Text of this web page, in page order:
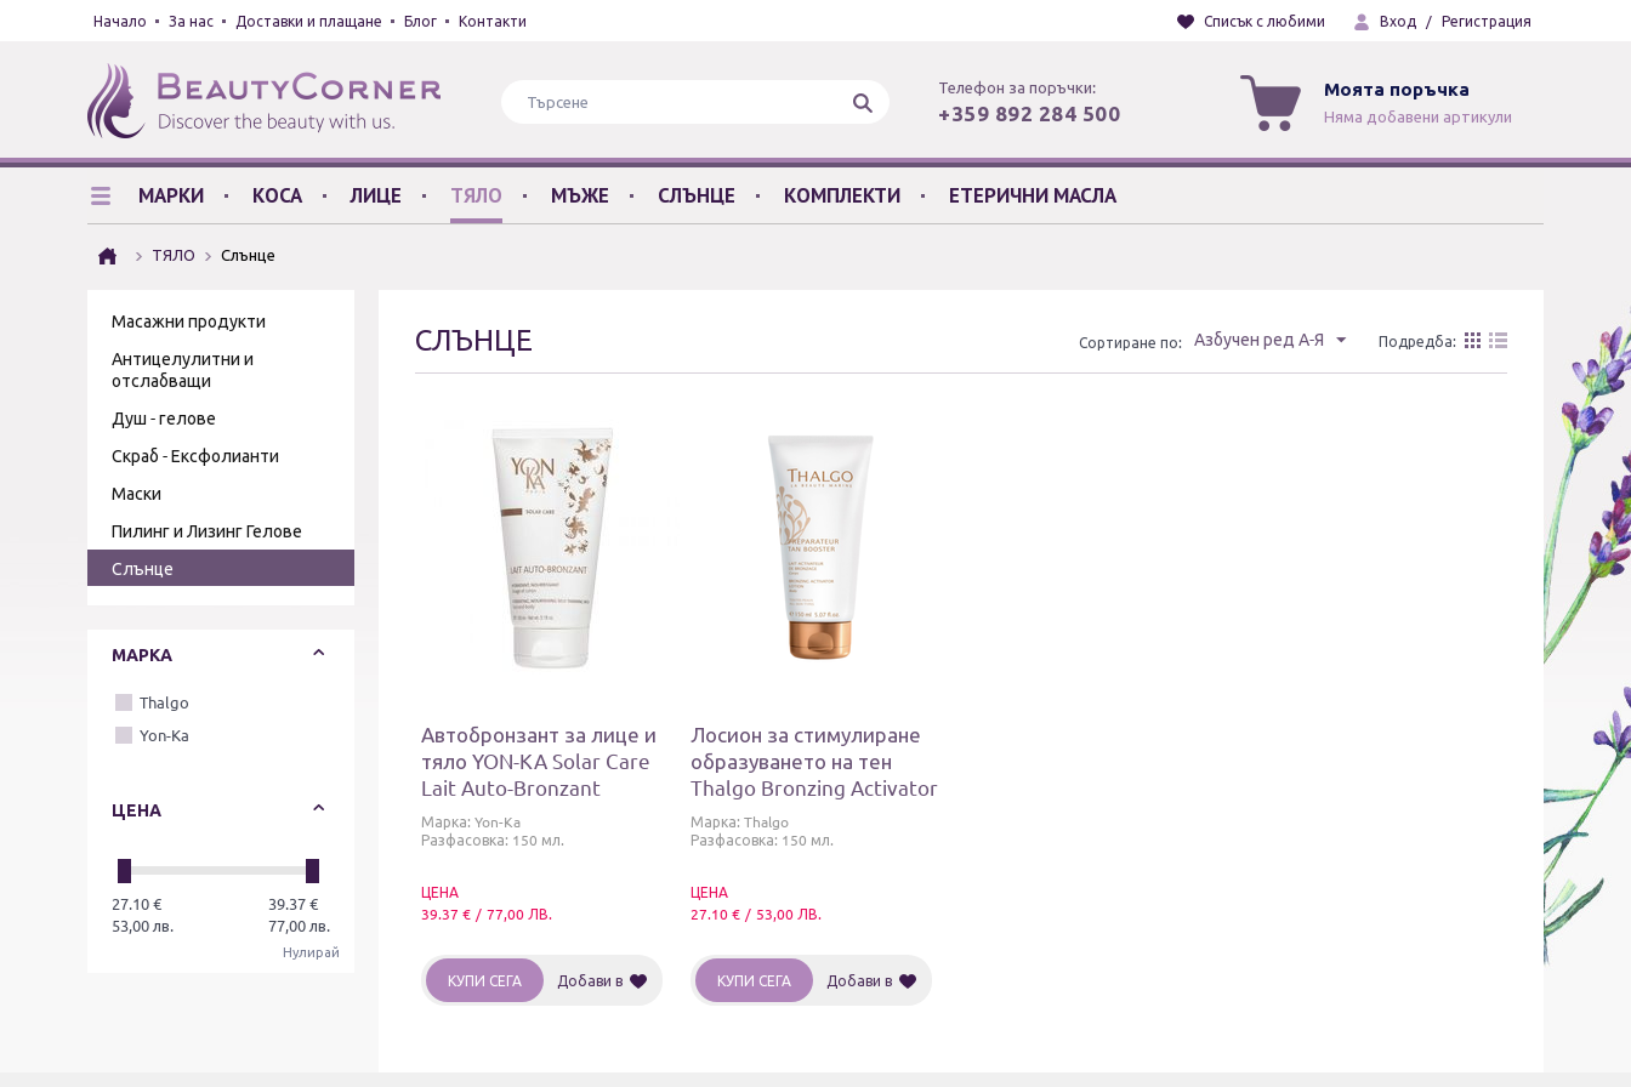
Вход / Регистрация
Списък с любими
Начало За нас Доставки и плащане Блог Контакти
Телефон за поръчки:
+359 892 284 500
Моята поръчка
Няма добавени артикули
МАРКИ КОСА ЛИЦЕ ТЯЛО МЪЖЕ СЛЪНЦЕ КОМПЛЕКТИ ЕТЕРИЧНИ МАСЛА
ТЯЛО Слънце
Масажни продукти
Антицелулитни и
отслабващи
Душ - гелове
Скраб - Ексфолианти
Маски
Пилинг и Лизинг Гелове
Слънце
МАРКА
Thalgo
Yon-Ka
ЦЕНА
27.10€
53,00лв.
39.37€
77,00лв.
Нулирай
СЛЪНЦЕ Подредба:
Сортиране по: Азбучен ред А-Я
Автобронзант за лице и
тяло YON-KA Solar Care
Lait Auto-Bronzant
Hydrating, Nourishing Self-
Tanning Milk
Марка: Yon-Ka
Разфасовка: 150 мл.
ЦЕНА
39.37 € / 77,00 ЛВ.
КУПИ СЕГА Добави в
Лосион за стимулиране
образуването на тен
Thalgo Bronzing Activator
lotion
Марка: Thalgo
Разфасовка: 150 мл.
ЦЕНА
27.10 € / 53,00 ЛВ.
КУПИ СЕГА Добави в